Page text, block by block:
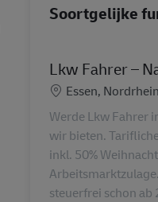
Soortgelijke
Lkw Fahrer –
Locatie
Essen,
Werde Lkw Fahrer
wir bieten.
inkl. 50%
steuerfrei schon ab